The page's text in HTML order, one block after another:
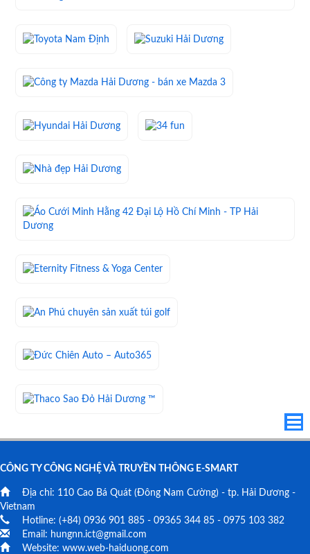
CÔNG TY CÔNG NGHỆ VÀ TRUYỀN THÔNG E-SMART
Địa chỉ: 110 Cao Bá Quát (Đông Nam Cường) - tp. Hải Dương -
Vietnam
Hotline: (+84) 0936 901 885 - 09365 344 85 - 0975 103 382
Email: hungnn.ict@gmail.com
Website: www.web-haiduong.com